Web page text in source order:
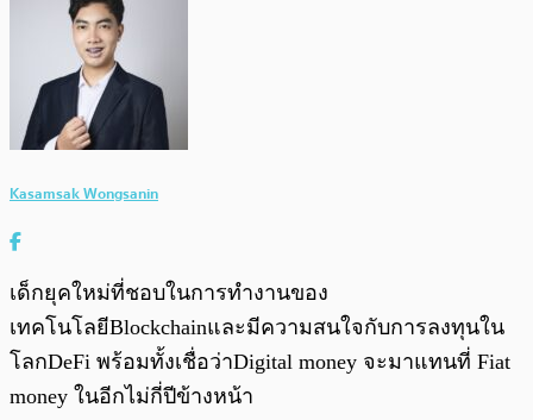
Kasamsak Wongsanin
เด็กยุคใหม่ที่ชอบในการทำงานของ
เทคโนโลยีBlockchainและมีความสนใจกับการลงทุนใน
โลกDeFi พร้อมทั้งเชื่อว่าDigital money จะมาแทนที่ Fiat
money ในอีกไม่กี่ปีข้างหน้า